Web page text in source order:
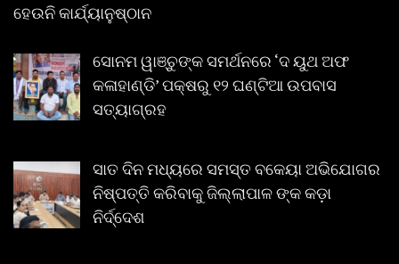
ହେଉନି କାର୍ଯ୍ୟାନୁଷ୍ଠାନ
ସୋନମ ୱାଞ୍ଚୁଙ୍କ ସମର୍ଥନରେ ‘ଦ ୟୁଥ ଅଫ
କଳାହାଣ୍ଡି’ ପକ୍ଷରୁ ୧୨ ଘଣ୍ଟିଆ ଉପବାସ
ସତ୍ୟାଗ୍ରହ
ସାତ ଦିନ ମଧ୍ୟରେ ସମସ୍ତ ବକେୟା ଅଭିଯୋଗର
ନିଷ୍ପତ୍ତି କରିବାକୁ ଜିଲ୍ଲାପାଳ ଙ୍କ କଡ଼ା
ନିର୍ଦ୍ଦେଶ